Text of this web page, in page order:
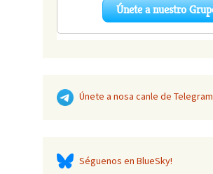
Únete a nosa canle de Telegram
Séguenos en BlueSky!